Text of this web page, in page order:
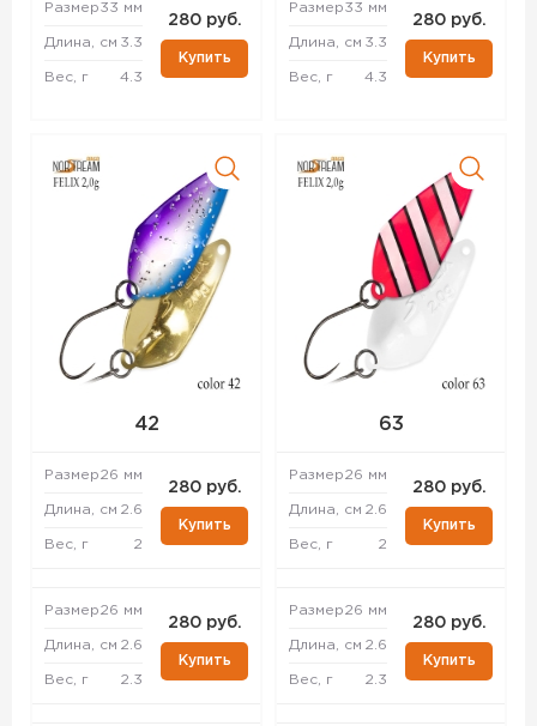
Размер33 мм
Длина, см 3.3
Вес, г 4.3
280 руб.
Купить
Размер33 мм
Длина, см 3.3
Вес, г 4.3
280 руб.
Купить
42
Размер26 мм
Длина, см 2.6
Вес, г 2
280 руб.
Купить
Размер26 мм
Длина, см 2.6
Вес, г 2.3
280 руб.
Купить
63
Размер26 мм
Длина, см 2.6
Вес, г 2
280 руб.
Купить
Размер26 мм
Длина, см 2.6
Вес, г 2.3
280 руб.
Купить